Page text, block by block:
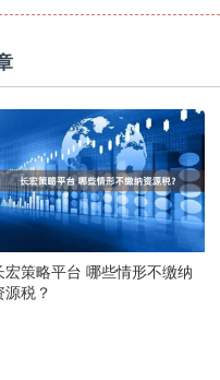
宏策略平台 哪些情形不缴纳
源税？